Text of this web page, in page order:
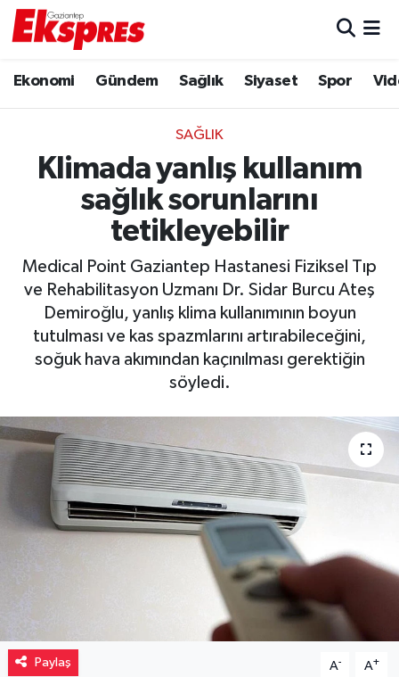
Ekonomi Gündem Sağlık Siyaset Spor
SAĞLIK
Klimada yanlış kullanım
sağlık sorunlarını
tetikleyebilir
Medical Point Gaziantep Hastanesi Fiziksel Tıp
ve Rehabilitasyon Uzmanı Dr. Sidar Burcu Ateş
Demiroğlu, yanlış klima kullanımının boyun
tutulması ve kas spazmlarını artırabileceğini,
soğuk hava akımından kaçınılması gerektiğin
söyledi.
Paylaş A- A+
Ekonomi
Gaziantep son dakika
Genel
Haberler
Kültür Sanat
Müzik
Piyasa
Resmi İlanlar
Siyaset
Trafik Durumu
Puan Durumu ve Fikstür
Tüm Manşetler
Haber Arşivi